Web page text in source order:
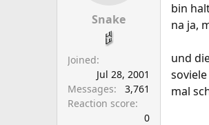
Snake
Joined
Jul 28, 2001
Messages
3,761
Reaction score
0
bin
na ja,
und
mal